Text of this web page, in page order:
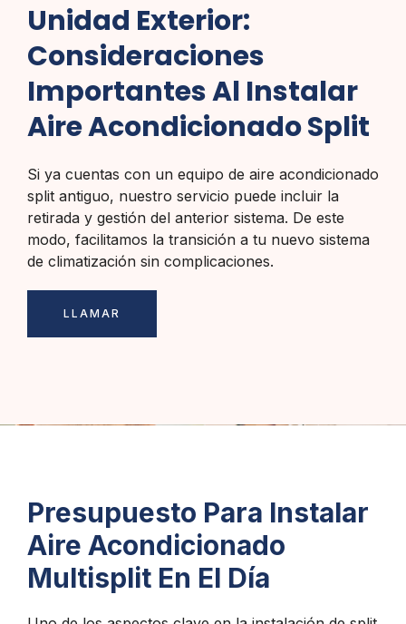
Unidad Exterior:
Consideraciones
Importantes Al Instalar
Aire Acondicionado Split
Si ya cuentas con un equipo de aire acondicionado
split antiguo, nuestro servicio puede incluir la
retirada y gestión del anterior sistema. De este
modo, facilitamos la transición a tu nuevo sistema
de climatización sin complicaciones.
LLAMAR
Presupuesto Para Instalar
Aire Acondicionado
Multisplit En El Día